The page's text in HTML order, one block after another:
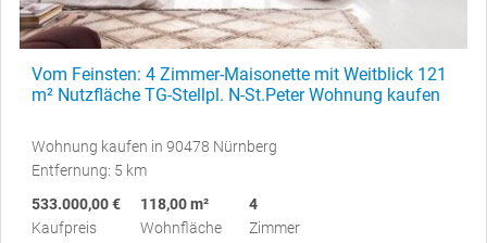
Vom Feinsten: 4 Zimmer-Maisonette mit Weitblick 121
m² Nutzfläche TG-Stellpl. N-St.Peter Wohnung kaufen
Wohnung kaufen in 90478 Nürnberg
Entfernung: 5 km
533.000,00 €
Kaufpreis
118,00 m²
Wohnfläche
4
Zimmer